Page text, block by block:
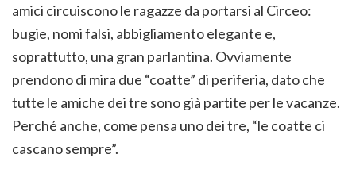
amici circuiscono le ragazze da portarsi al Circeo:
bugie, nomi falsi, abbigliamento elegante e,
soprattutto, una gran parlantina. Ovviamente
prendono di mira due “coatte” di periferia, dato che
tutte le amiche dei tre sono già partite per le vacanze.
Perché anche, come pensa uno dei tre, “le coatte ci
cascano sempre”.